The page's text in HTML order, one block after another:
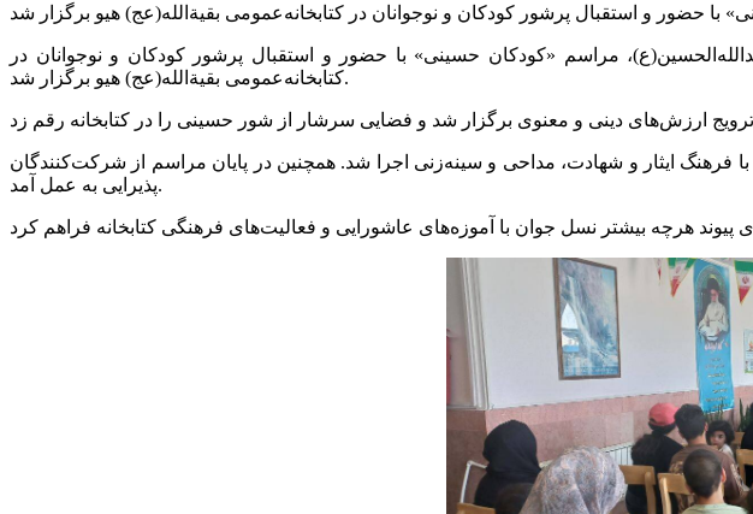
مراسم «کودکان حسینی» با حضور و استقبال پرشور کودکان و نوجوانان در
کتابخانه‌عمومی بقیة‌الله(عج) هیو برگزار شد.
فرهنگ ایثار و شهادت، مداحی و سینه‌زنی اجرا شد. همچنین در پایان مراسم از شرکت‌کنندگان
پذیرایی به عمل آمد.